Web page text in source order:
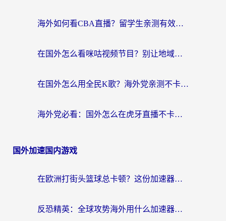
海外如何看CBA直播？留学生亲测有效的体育赛事观看指南
在国外怎么看咪咕视频节目？别让地域限制挡住你的追剧自由
在国外怎么用全民K歌？海外党亲测不卡顿的回国加速秘籍
海外党必看：国外怎么在虎牙直播不卡顿？附腾讯视频网易云音乐解决方案
国外加速国内游戏
在欧洲打街头篮球总卡顿？这份加速器选择指南帮你解决延迟难题
反恐精英：全球攻势海外用什么加速器登录？海外党国服游戏畅玩指南